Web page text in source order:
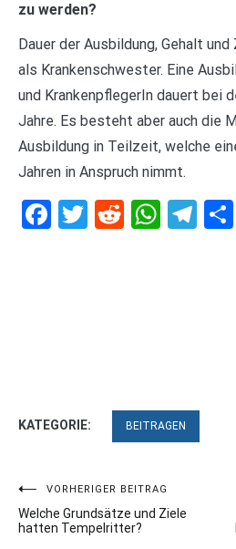
zu werden?
Dauer der Ausbildung, Gehalt
als Krankenschwester. Eine
und KrankenpflegerIn dauert bei
Jahre. Es besteht aber auch die
Ausbildung in Teilzeit, welche
Jahren in Anspruch nimmt.
Facebook
Twitter
Reddit
KATEGORIE: BEITRAGEN
Beitragsnavigation
VORHERIGER BEITRAG
Welche Grundsätze und Ziele
hatten Tempelritter?